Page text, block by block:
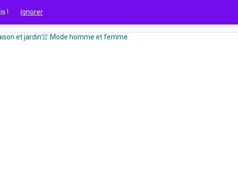
et jardin👚 Mode homme et femme
! Ignorer